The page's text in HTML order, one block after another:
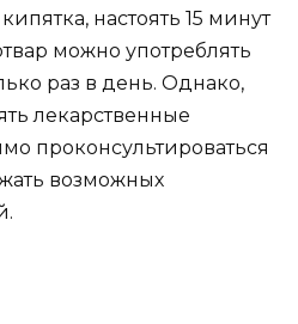
настоять 15 минут
можно употреблять
раз в день. Однако,
лекарственные
проконсультироваться
возможных